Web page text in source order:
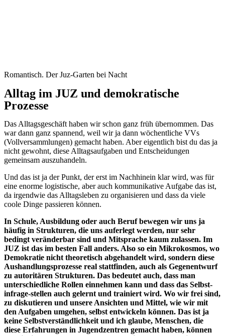
Romantisch. Der Juz-Garten bei Nacht
Alltag im JUZ und demokratische
Prozesse
Das Alltagsgeschäft haben wir schon ganz früh übernommen. Das
war dann ganz spannend, weil wir ja dann wöchentliche VVs
(Vollversammlungen) gemacht haben. Aber eigentlich bist du das ja
nicht gewohnt, diese Alltagsaufgaben und Entscheidungen
gemeinsam auszuhandeln.
Und das ist ja der Punkt, der erst im Nachhinein klar wird, was für
eine enorme logistische, aber auch kommunikative Aufgabe das ist,
da irgendwie das Alltagsleben zu organisieren und dass da viele
coole Dinge passieren können.
In Schule, Ausbildung oder auch Beruf bewegen wir uns ja
häufig in Strukturen, die uns auferlegt werden, nur sehr
bedingt veränderbar sind und Mitsprache kaum zulassen. Im
JUZ ist das im besten Fall anders. Also so ein Mikrokosmos, wo
Demokratie nicht theoretisch abgehandelt wird, sondern diese
Aushandlungsprozesse real stattfinden, auch als Gegenentwurf
zu autoritären Strukturen. Das bedeutet auch, dass man
unterschiedliche Rollen einnehmen kann und dass das Selbst-
infrage-stellen auch gelernt und trainiert wird. Wo wir frei sind,
zu diskutieren und unsere Ansichten und Mittel, wie wir mit
den Aufgaben umgehen, selbst entwickeln können. Das ist ja
keine Selbstverständlichkeit und ich glaube, Menschen, die
diese Erfahrungen in Jugendzentren gemacht haben, können